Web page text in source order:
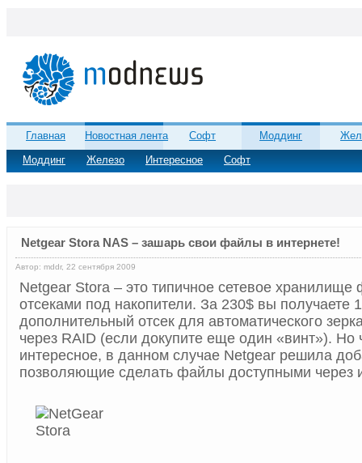
Главная
Новостная лента
Моддинг
Железо Интересное Софт
Софт Моддинг
Netgear Stora NAS – зашарь свои файлы в интернете!
Автор: mddr, 22 сентября 2009
Netgear Stora – это типичное сетевое
отсеками под накопители. За 230$ вы получаете
дополнительный отсек для автоматического
через RAID (если докупите еще один «винт»). Но
интересное, в данном случае Netgear решила
позволяющие сделать файлы доступными через